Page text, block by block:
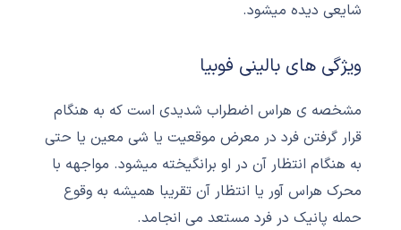
شایعی دیده میشود.
ویژگی های بالینی فوبیا
مشخصه ی هراس اضطراب شدیدی است که به هنگام
قرار گرفتن فرد در معرض موقعیت یا شی معین یا حتی
به هنگام انتظار آن در او برانگیخته میشود. مواجهه با
محرک هراس آور یا انتظار آن تقریبا همیشه به وقوع
حمله پانیک در فرد مستعد می انجامد.